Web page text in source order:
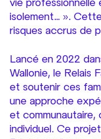
isolement… ».
risques accrus de
Lancé en 2022
Wallonie, le Relais
et soutenir ces
une approche
et communautaire,
individuel. Ce